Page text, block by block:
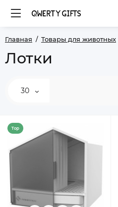
Главная Товары для животных
Лотки
30
Top